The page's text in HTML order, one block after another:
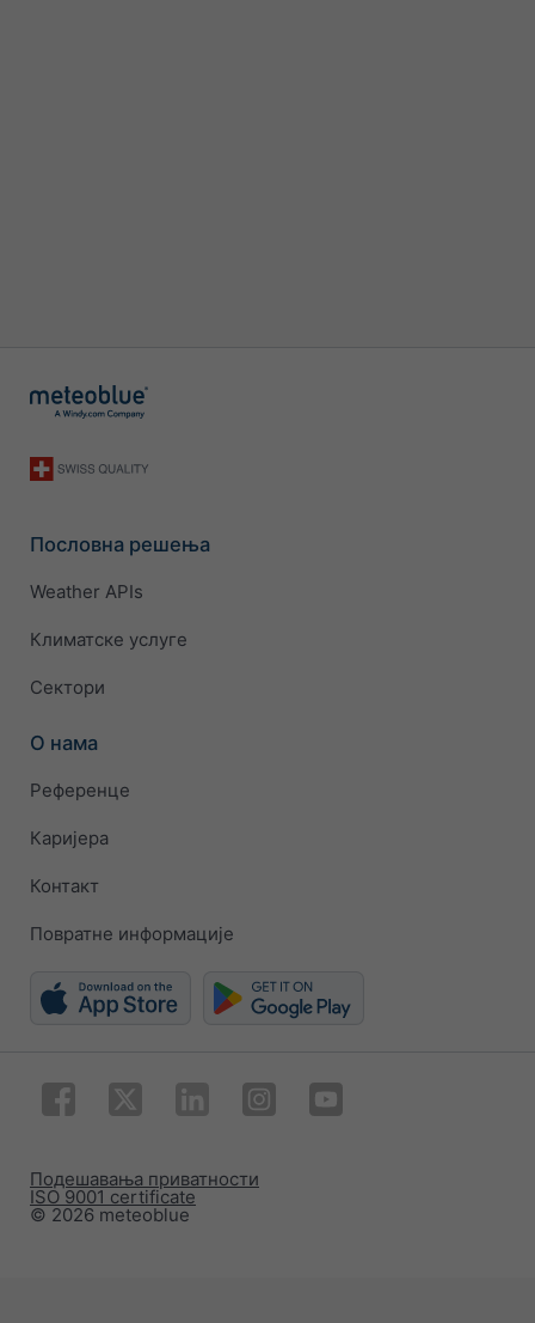
Пословна решења
Weather APIs
Климатске услуге
Сектори
О нама
Референце
Каријера
Контакт
Повратне информације
© 2026 meteoblue
ISO 9001 certificate
Подешавања приватности